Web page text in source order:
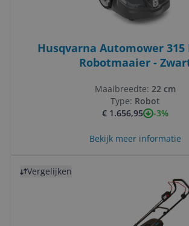
Husqvarna Automower 315
Robotmaaier -
Maaibreedte: 22 cm
Type: Robot
€ 1.656,95
-3%
Bekijk meer informatie
Vergelijken